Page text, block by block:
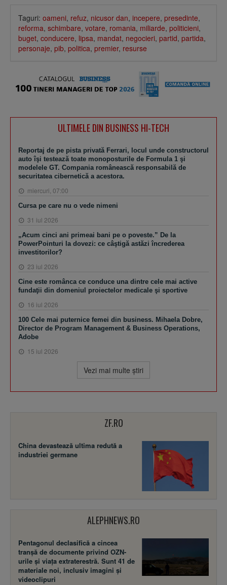
Taguri: oameni, refuz, nicusor dan, incepere, presedinte,
reforma, schimbare, votare, romania, miliarde, politicieni,
buget, conducere, lipsa, mandat, negocieri, partid, partida,
personaje, pib, politica, premier, resurse
ULTIMELE DIN BUSINESS HI-TECH
Reportaj de pe pista privată Ferrari, locul unde constructorul
auto îşi testează toate monoposturile de Formula 1 şi
modelele GT. Compania românească responsabilă de
securitatea cibernetică a acestora.
miercuri, 07:00
Cursa pe care nu o vede nimeni
31 iul 2026
„Acum cinci ani primeai bani pe o poveste.” De la
PowerPointuri la dovezi: ce câştigă astăzi încrederea
investitorilor?
23 iul 2026
Cine este românca ce conduce una dintre cele mai active
fundaţii din domeniul proiectelor medicale şi sportive
16 iul 2026
100 Cele mai puternice femei din business. Mihaela Dobre,
Director de Program Management & Business Operations,
Adobe
15 iul 2026
Vezi mai multe ştiri
ZF.RO
China devastează ultima redută a
industriei germane
ALEPHNEWS.RO
Pentagonul declasifică a cincea
tranșă de documente privind OZN-
urile și viața extraterestră. Sunt 41 de
materiale noi, inclusiv imagini și
videoclipuri